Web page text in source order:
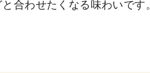
合わせたくなる味わいです。